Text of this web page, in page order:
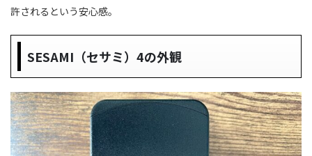
許されるという安心感。
SESAMI（セサミ）4の外観